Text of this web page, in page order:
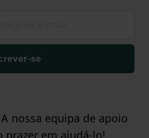
se
nossa equipa de apoio